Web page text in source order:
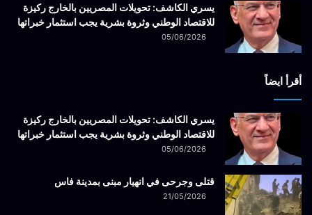
يسري الكاشف: تحويلات المصريين بالخارج ركيزة
للاقتصاد الوطني وثروة بشرية يجب استثمار خبراتها
05/06/2026
أقرأ ايضاً
يسري الكاشف: تحويلات المصريين بالخارج ركيزة
للاقتصاد الوطني وثروة بشرية يجب استثمار خبراتها
05/06/2026
قتلى وجرحى في انهيار مبنى بمدينة فاس
21/05/2026